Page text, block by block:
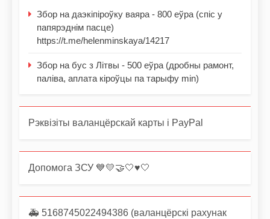
Збор на даэкіпіроўку ваяра - 800 еўра (спіс у
папярэднім пасце)
https://t.me/helenminskaya/14217
Збор на бус з Літвы - 500 еўра (дробны рамонт,
паліва, аплата кіроўцы па тарыфу min)
Рэквізіты валанцёрскай карты і PayPal
Допомога ЗСУ 💙💛🤝🤍♥️🤍
🚑 5168745022494386 (валанцёрскі рахунак